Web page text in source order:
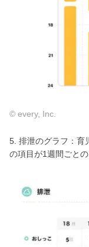
© every, Inc.
5. 排泄のグラフ：育
の項目が1週間ごと